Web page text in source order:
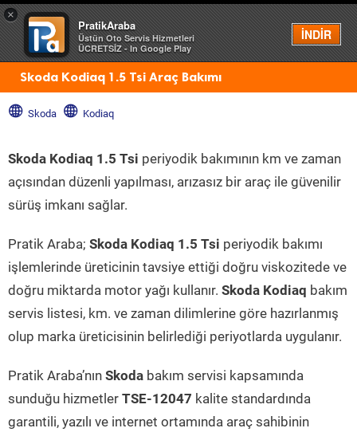
×
PratikAraba
Üstün Oto Servis Hizmetleri
ÜCRETSİZ - In Google Play
İNDİR
Menü
Skoda Kodiaq 1.5 Tsi Araç Bakımı
Skoda Kodiaq
Skoda Kodiaq 1.5 Tsi periyodik bakımının km ve zaman
açısından düzenli yapılması, arızasız bir araç ile güvenilir
sürüş imkanı sağlar.
Pratik Araba; Skoda Kodiaq 1.5 Tsi periyodik bakımı
işlemlerinde üreticinin tavsiye ettiği doğru viskozitede ve
doğru miktarda motor yağı kullanır. Skoda Kodiaq bakım
servis listesi, km. ve zaman dilimlerine göre hazırlanmış
olup marka üreticisinin belirlediği periyotlarda uygulanır.
Pratik Araba’nın Skoda bakım servisi kapsamında
sunduğu hizmetler TSE-12047 kalite standardında
garantili, yazılı ve internet ortamında araç sahibinin